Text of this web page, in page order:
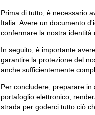
Prima di tutto, è necessario
Italia. Avere un documento
confermare la nostra
In seguito, è importante
garantire la protezione del
anche sufficientemente
Per concludere, preparare
portafoglio elettronico,
strada per goderci tutto ciò